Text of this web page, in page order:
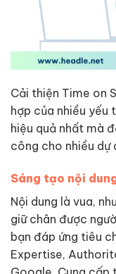
Cải thiện Time on
hợp của nhiều yếu
hiệu quả nhất mà
công cho nhiều dự
Sáng tạo nội
Nội dung là vua,
giữ chân được
bạn đáp ứng tiêu
Expertise,